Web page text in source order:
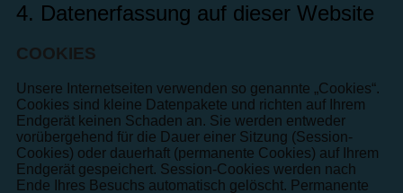
4. Datenerfassung auf dieser Website
COOKIES
Unsere Internetseiten verwenden so genannte „Cookies“.
Cookies sind kleine Datenpakete und richten auf Ihrem
Endgerät keinen Schaden an. Sie werden entweder
vorübergehend für die Dauer einer Sitzung (Session-
Cookies) oder dauerhaft (permanente Cookies) auf Ihrem
Endgerät gespeichert. Session-Cookies werden nach
Ende Ihres Besuchs automatisch gelöscht. Permanente